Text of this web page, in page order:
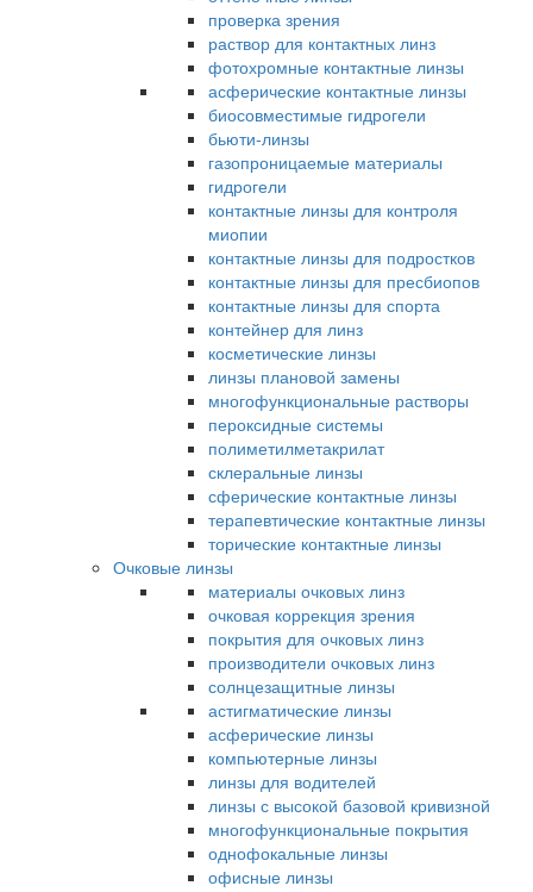
проверка зрения
раствор для контактных линз
фотохромные контактные линзы
асферические контактные линзы
биосовместимые гидрогели
бьюти-линзы
газопроницаемые материалы
гидрогели
контактные линзы для контроля
миопии
контактные линзы для подростков
контактные линзы для пресбиопов
контактные линзы для спорта
контейнер для линз
косметические линзы
линзы плановой замены
многофункциональные растворы
пероксидные системы
полиметилметакрилат
склеральные линзы
сферические контактные линзы
терапевтические контактные линзы
торические контактные линзы
Очковые линзы
материалы очковых линз
очковая коррекция зрения
покрытия для очковых линз
производители очковых линз
солнцезащитные линзы
астигматические линзы
асферические линзы
компьютерные линзы
линзы для водителей
линзы с высокой базовой кривизной
многофункциональные покрытия
однофокальные линзы
офисные линзы